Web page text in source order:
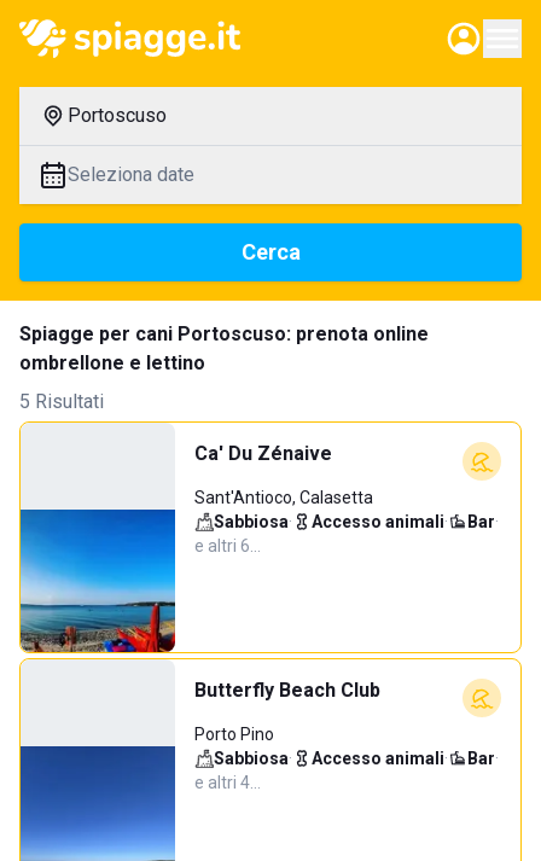
Portoscuso
Seleziona date
Cerca
Spiagge per cani Portoscuso: prenota online
ombrellone e lettino
5 Risultati
Ca' Du Zénaive
Sant'Antioco, Calasetta
Sabbiosa· Accesso animali· Bar·
e altri 6…
Butterfly Beach Club
Porto Pino
Sabbiosa· Accesso animali· Bar·
e altri 4…